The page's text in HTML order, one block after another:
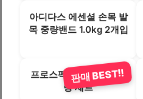
아디다스 에센셜 손목 발
목 중량밴드 1.0kg 2개입
프로스펙스 네오프렌 아
령 세트
판매 BEST!!